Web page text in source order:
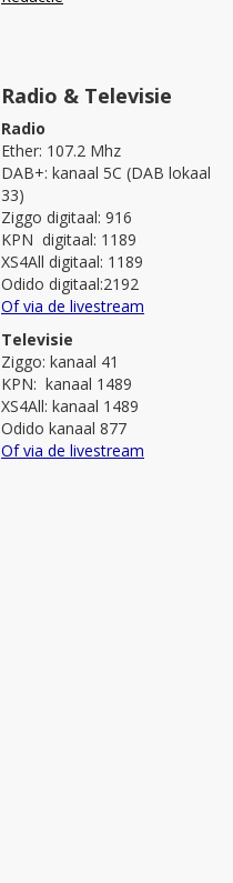
Radio & Televisie
Radio
Ether: 107.2 Mhz
DAB+: kanaal 5C (DAB lokaal
33)
Ziggo digitaal: 916
KPN digitaal: 1189
XS4All digitaal: 1189
Odido digitaal:2192
Of via de livestream
Televisie
Ziggo: kanaal 41
KPN: kanaal 1489
XS4All: kanaal 1489
Odido kanaal 877
Of via de livestream